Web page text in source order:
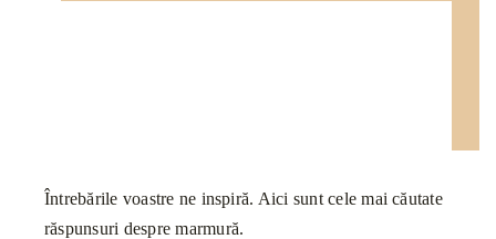
Întrebările voastre ne inspiră. Aici sunt cele mai căutate
răspunsuri despre marmură.